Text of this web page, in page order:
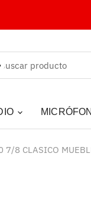
7/8 CLASICO